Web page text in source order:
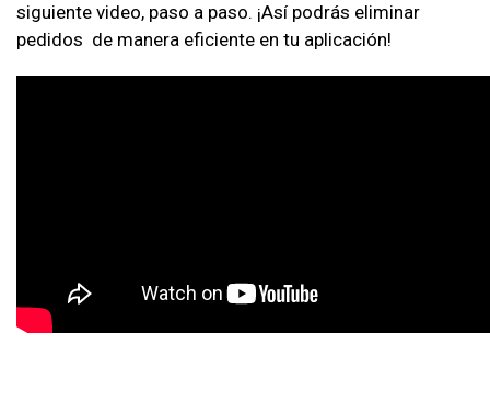
siguiente video, paso a paso. ¡Así podrás eliminar
pedidos de manera eficiente en tu aplicación!